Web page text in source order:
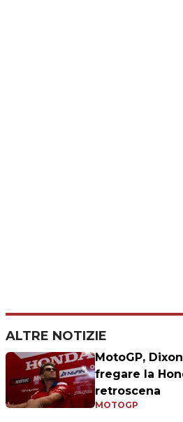
ALTRE NOTIZIE
MotoGP,
fregare la
retroscena
MOTOGP